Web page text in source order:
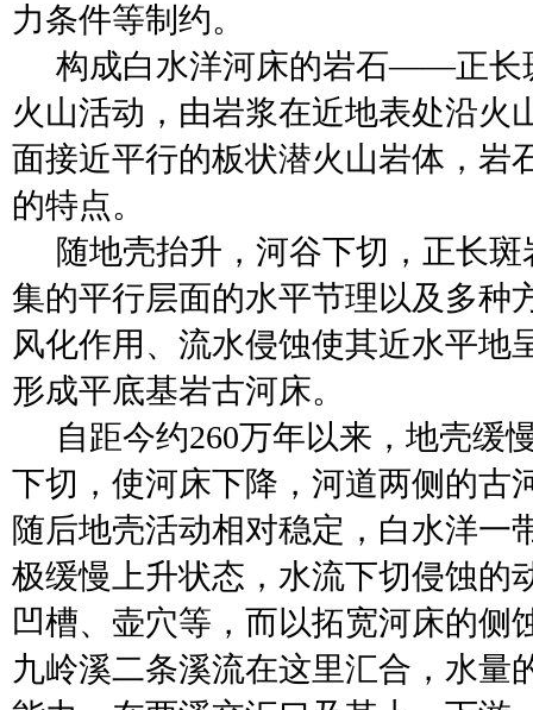
力条件等制约。
构成白水洋河床的岩石——正长
火山活动，由岩浆在近地表处沿火
面接近平行的板状潜火山岩体，岩
的特点。
随地壳抬升，河谷下切，正长
集的平行层面的水平节理以及多种
风化作用、流水侵蚀使其近水平地
形成平底基岩古河床。
自距今约260万年以来，地壳缓
下切，使河床下降，河道两侧的古
随后地壳活动相对稳定，白水洋一
极缓慢上升状态，水流下切侵蚀的
凹槽、壶穴等，而以拓宽河床的侧
九岭溪二条溪流在这里汇合，水量